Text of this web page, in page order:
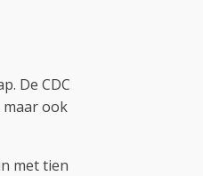
De CDC
ook
met tien